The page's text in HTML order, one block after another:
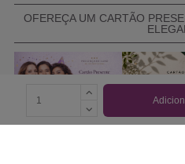
OFEREÇA UM CARTÃO